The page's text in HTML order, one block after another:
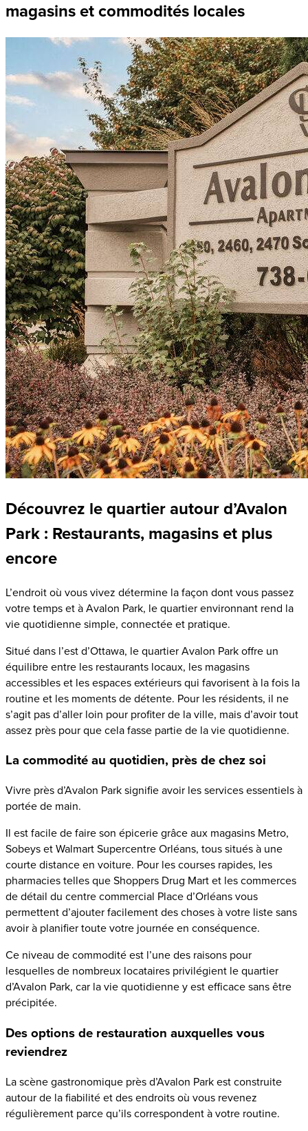
magasins et commodités locales
Découvrez le quartier autour d’Avalon
Park : Restaurants, magasins et plus
encore
L’endroit où vous vivez détermine la façon dont vous passez
votre temps et à Avalon Park, le quartier environnant rend la
vie quotidienne simple, connectée et pratique.
Situé dans l’est d’Ottawa, le quartier Avalon Park offre un
équilibre entre les restaurants locaux, les magasins
accessibles et les espaces extérieurs qui favorisent à la fois la
routine et les moments de détente. Pour les résidents, il ne
s’agit pas d’aller loin pour profiter de la ville, mais d’avoir tout
assez près pour que cela fasse partie de la vie quotidienne.
La commodité au quotidien, près de chez soi
Vivre près d’Avalon Park signifie avoir les services essentiels à
portée de main.
Il est facile de faire son épicerie grâce aux magasins Metro,
Sobeys et Walmart Supercentre Orléans, tous situés à une
courte distance en voiture. Pour les courses rapides, les
pharmacies telles que Shoppers Drug Mart et les commerces
de détail du centre commercial Place d’Orléans vous
permettent d’ajouter facilement des choses à votre liste sans
avoir à planifier toute votre journée en conséquence.
Ce niveau de commodité est l’une des raisons pour
lesquelles de nombreux locataires privilégient le quartier
d’Avalon Park, car la vie quotidienne y est efficace sans être
précipitée.
Des options de restauration auxquelles vous
reviendrez
La scène gastronomique près d’Avalon Park est construite
autour de la fiabilité et des endroits où vous revenez
régulièrement parce qu’ils correspondent à votre routine.